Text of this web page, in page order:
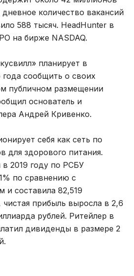
количество вакансий
588 тысяч. HeadHunter в
на бирже NASDAQ.
планирует в
года сообщить о своих
публичном размещении
основатель и
Андрей Кривенко.
себя как сеть по
для здорового питания.
2019 году по РСБУ
по сравнению с
составила 82,519
прибыль выросла в 2,6
рублей. Ритейлер в
дивиденды в размере 2